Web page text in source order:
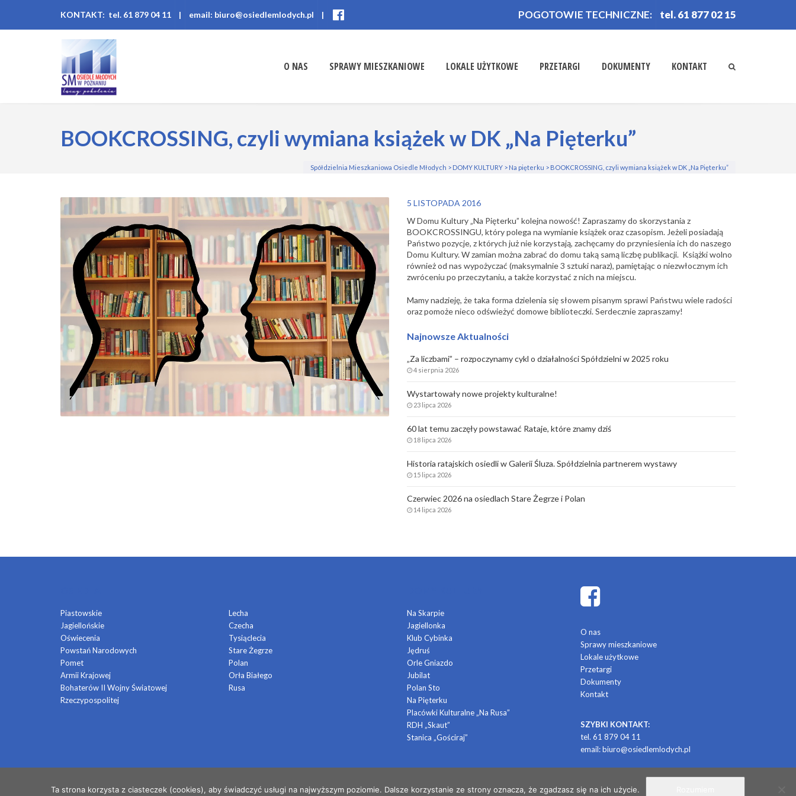
KONTAKT: tel. 61 879 04 11 | email: biuro@osiedlemlodych.pl | POGOTOWIE TECHNICZNE: tel. 61 877 02 15
O NAS SPRAWY MIESZKANIOWE LOKALE UŻYTKOWE PRZETARGI DOKUMENTY KONTAKT
BOOKCROSSING, czyli wymiana książek w DK „Na Pięterku”
Spółdzielnia Mieszkaniowa Osiedle Młodych > DOMY KULTURY > Na pięterku > BOOKCROSSING, czyli wymiana książek w DK „Na Pięterku”
5 LISTOPADA 2016
W Domu Kultury „Na Pięterku” kolejna nowość! Zapraszamy do skorzystania z
BOOKCROSSINGU, który polega na wymianie książek oraz czasopism. Jeżeli posiadają
Państwo pozycje, z których już nie korzystają, zachęcamy do przyniesienia ich do naszego
Domu Kultury. W zamian można zabrać do domu taką samą liczbę publikacji. Książki wolno
również od nas wypożyczać (maksymalnie 3 sztuki naraz), pamiętając o niezwłocznym ich
zwróceniu po przeczytaniu, a także korzystać z nich na miejscu.
Mamy nadzieję, że taka forma dzielenia się słowem pisanym sprawi Państwu wiele radości
oraz pomoże nieco odświeżyć domowe biblioteczki. Serdecznie zapraszamy!
Najnowsze Aktualności
„Za liczbami” – rozpoczynamy cykl o działalności Spółdzielni w 2025 roku
4 sierpnia 2026
Wystartowały nowe projekty kulturalne!
23 lipca 2026
60 lat temu zaczęły powstawać Rataje, które znamy dziś
18 lipca 2026
Historia ratajskich osiedli w Galerii Śluza. Spółdzielnia partnerem wystawy
15 lipca 2026
Czerwiec 2026 na osiedlach Stare Żegrze i Polan
14 lipca 2026
Piastowskie
Jagiellońskie
Oświecenia
Powstań Narodowych
Pomet
Armii Krajowej
Bohaterów II Wojny Światowej
Rzeczypospolitej
Lecha
Czecha
Tysiąclecia
Stare Żegrze
Polan
Orła Białego
Rusa
Na Skarpie
Jagiellonka
Klub Cybinka
Jędruś
Orle Gniazdo
Jubilat
Polan Sto
Na Pięterku
Placówki Kulturalne „Na Rusa”
RDH „Skaut”
Stanica „Gościraj”
O nas
Sprawy mieszkaniowe
Lokale użytkowe
Przetargi
Dokumenty
Kontakt
SZYBKI KONTAKT:
tel. 61 879 04 11
email:biuro@osiedlemlodych.pl
© 2026 OSIEDLE MŁODYCH / projekt i realizacja: CONTRABANDA / studio graficzne
Ta strona korzysta z ciasteczek (cookies), aby świadczyć usługi na najwyższym poziomie. Dalsze korzystanie ze strony oznacza, że zgadzasz się na ich użycie.